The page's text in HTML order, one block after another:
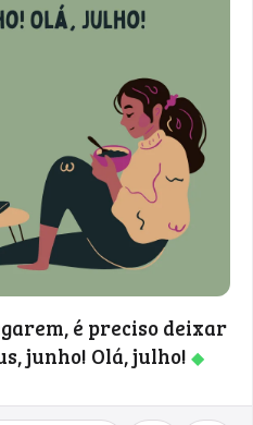
é preciso deixar
junho! Olá, julho! ◆